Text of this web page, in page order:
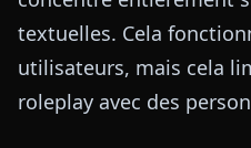
textuelles. Cela
utilisateurs, mais cela
roleplay avec des